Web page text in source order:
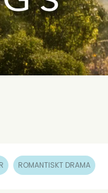
ROMANTISKT DRAMA